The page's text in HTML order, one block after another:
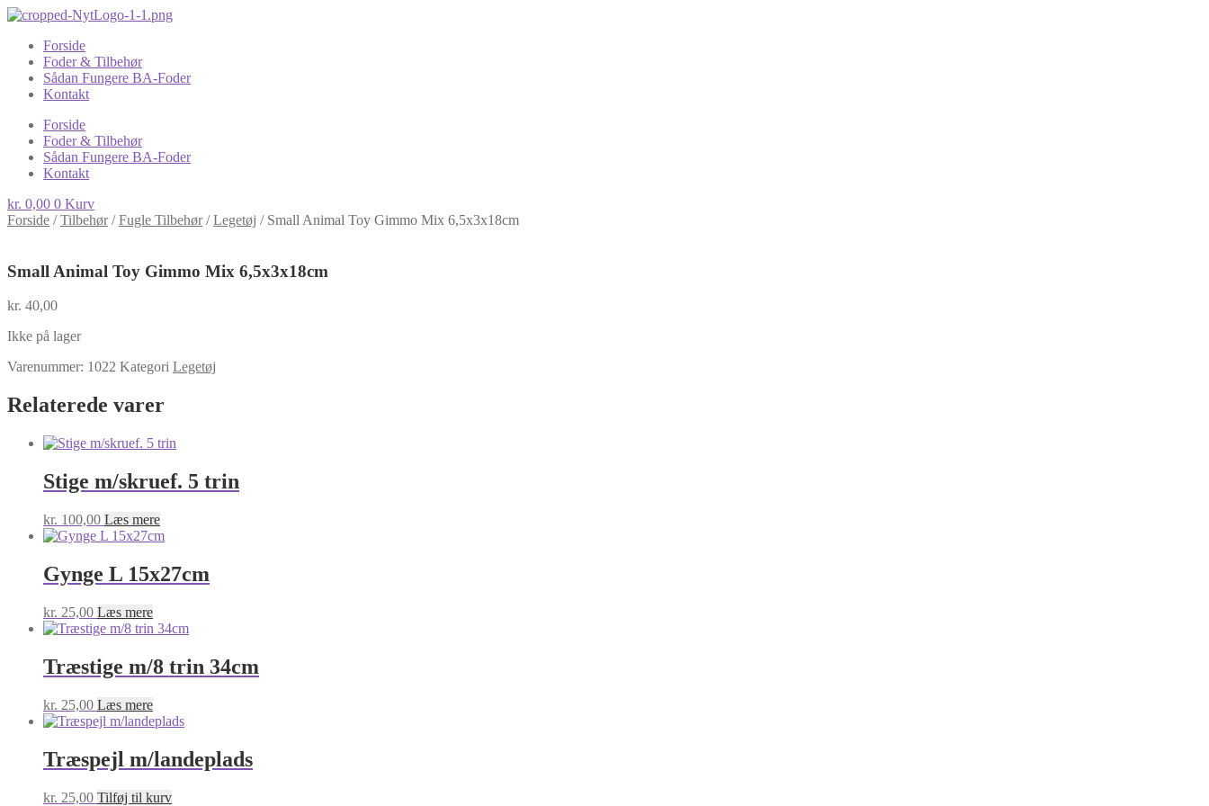
Forside
Foder & Tilbehør
Sådan Fungere BA-Foder
Kontakt
Forside
Foder & Tilbehør
Sådan Fungere BA-Foder
Kontakt
kr. 0,00 0 Kurv
Forside /Tilbehør/Fugle Tilbehør/Legetøj / Small Animal Toy Gimmo Mix 6,5x3x18cm
Small Animal Toy Gimmo Mix 6,5x3x18cm
kr. 40,00
Ikke på lager
Varenummer: 1022 Kategori Legetøj
Relaterede varer
Stige m/skruef. 5 trin
kr. 100,00 Læs mere
Gynge L 15x27cm
kr. 25,00 Læs mere
Træstige m/8 trin 34cm
kr. 25,00 Læs mere
Træspejl m/landeplads
kr. 25,00 Tilføj til kurv